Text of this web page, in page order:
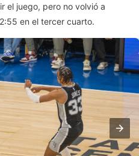
el juego, pero no volvió a
en el tercer cuarto.